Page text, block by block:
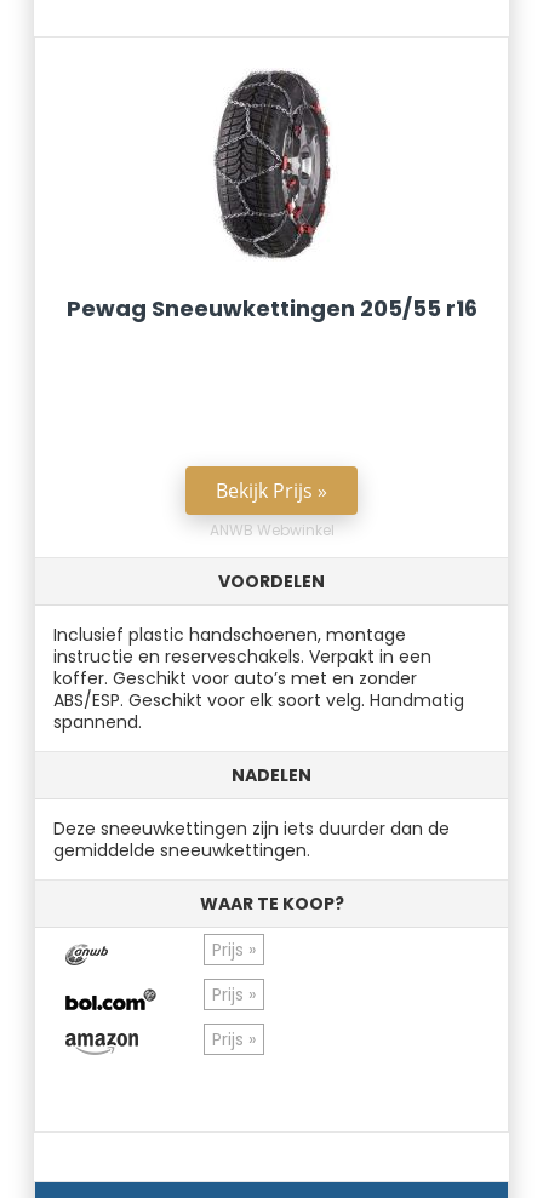
Pewag Sneeuwkettingen 205/55 r16
Bekijk Prijs »
ANWB Webwinkel
VOORDELEN
Inclusief plastic handschoenen, montage
instructie en reserveschakels. Verpakt in een
koffer. Geschikt voor auto’s met en zonder
ABS/ESP. Geschikt voor elk soort velg. Handmatig
spannend.
NADELEN
Deze sneeuwkettingen zijn iets duurder dan de
gemiddelde sneeuwkettingen.
WAAR TE KOOP?
Prijs »
Prijs »
Prijs »